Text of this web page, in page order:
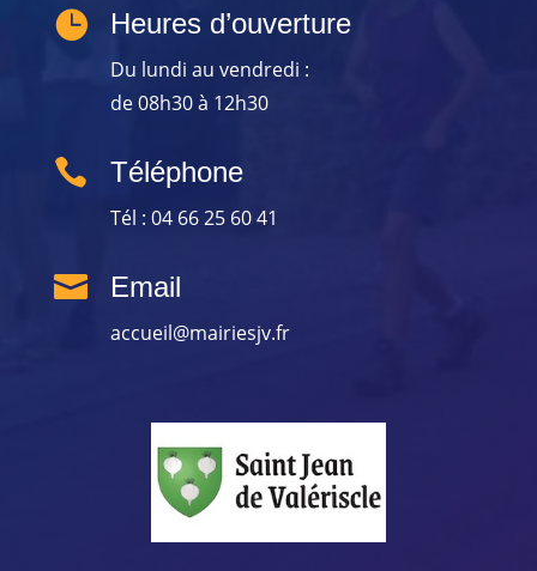
 Heures d’ouverture
Du lundi au vendredi :
de 08h30 à 12h30
 Téléphone
Tél : 04 66 25 60 41
 Email
accueil@mairiesjv.fr